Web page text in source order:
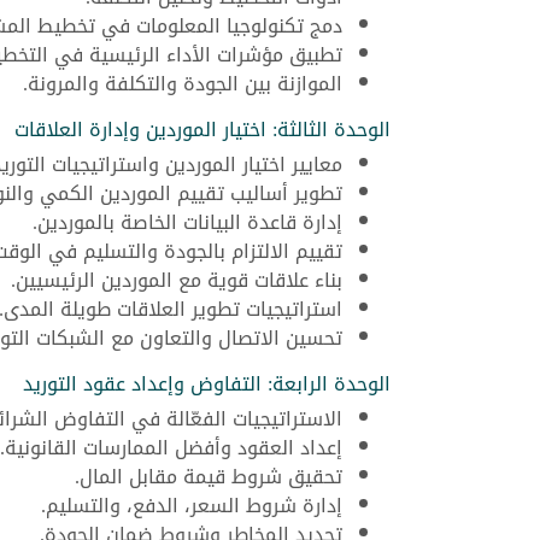
دمج تكنولوجيا المعلومات في تخطيط
تطبيق مؤشرات الأداء الرئيسية في
الموازنة بين الجودة والتكلفة والمرونة.
الوحدة الثالثة: اختيار الموردين وإدارة العلاقات
معايير اختيار الموردين واستراتيجيات
تطوير أساليب تقييم الموردين الكمي
إدارة قاعدة البيانات الخاصة بالموردين.
تقييم الالتزام بالجودة والتسليم في
بناء علاقات قوية مع الموردين الرئيسيين.
استراتيجيات تطوير العلاقات طويلة المدى.
تحسين الاتصال والتعاون مع الشبكات
الوحدة الرابعة: التفاوض وإعداد عقود التوريد
الاستراتيجيات الفعّالة في التفاوض
إعداد العقود وأفضل الممارسات القانونية.
تحقيق شروط قيمة مقابل المال.
إدارة شروط السعر، الدفع، والتسليم.